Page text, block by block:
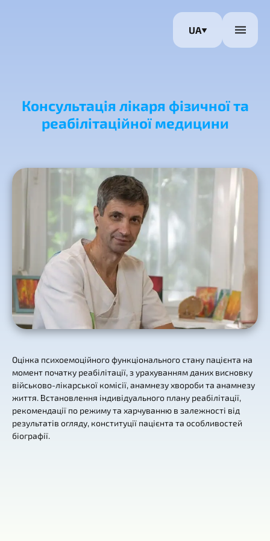
UA
Консультація лікаря фізичної та
реабілітаційної медицини
Оцінка психоемоційного функціонального стану пацієнта на
момент початку реабілітації, з урахуванням даних висновку
військово-лікарської комісії, анамнезу хвороби та анамнезу
життя. Встановлення індивідуального плану реабілітації,
рекомендації по режиму та харчуванню в залежності від
результатів огляду, конституції пацієнта та особливостей
біографії.